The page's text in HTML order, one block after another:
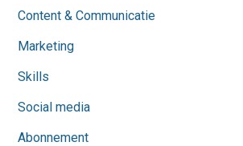
Content & Communicatie
Marketing
Skills
Social media
Abonnement